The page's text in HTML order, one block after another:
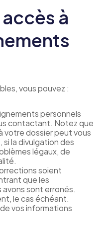
à
vous pouvez :
personnels
contactant. Notez que
votre dossier peut vous
la divulgation des
légaux, de
soient
que les
sont erronés.
le cas échéant.
vos informations